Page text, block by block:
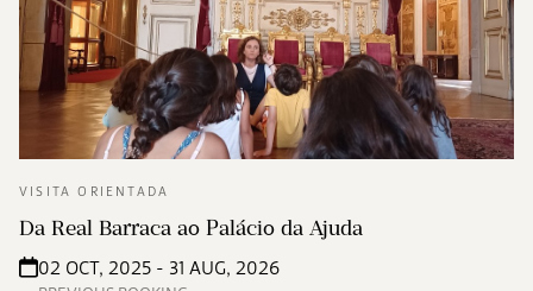
VISITA ORIENTADA
Da Real Barraca ao Palácio da Ajuda
02 OCT, 2025 - 31 AUG, 2026